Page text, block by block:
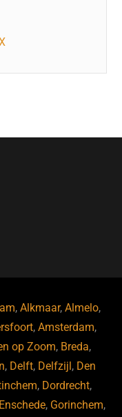
,Alkmaar,Almelo,
,Amsterdam,
op Zoom, Breda,
, Delft, Delfzijl, Den
, Dordrecht,
Enschede, Gorinchem,